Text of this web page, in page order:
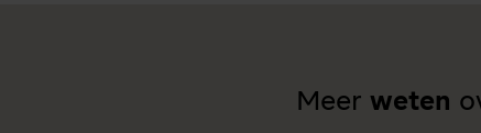
Meer weten